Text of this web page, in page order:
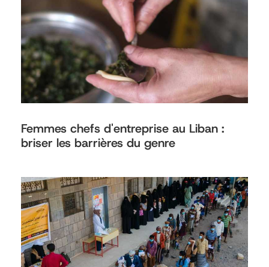
Femmes chefs d'entreprise au Liban :
briser les barrières du genre